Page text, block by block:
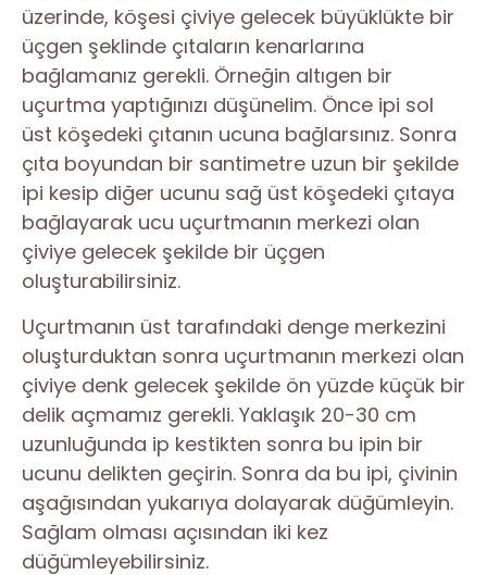
üzerinde, köşesi çiviye gelecek büyüklükte bir
üçgen şeklinde çıtaların kenarlarına
bağlamanız gerekli. Örneğin altıgen bir
uçurtma yaptığınızı düşünelim. Önce ipi sol
üst köşedeki çıtanın ucuna bağlarsınız. Sonra
çıta boyundan bir santimetre uzun bir şekilde
ipi kesip diğer ucunu sağ üst köşedeki çıtaya
bağlayarak ucu uçurtmanın merkezi olan
çiviye gelecek şekilde bir üçgen
oluşturabilirsiniz.
Uçurtmanın üst tarafındaki denge merkezini
oluşturduktan sonra uçurtmanın merkezi olan
çiviye denk gelecek şekilde ön yüzde küçük bir
delik açmamız gerekli. Yaklaşık 20-30 cm
uzunluğunda ip kestikten sonra bu ipin bir
ucunu delikten geçirin. Sonra da bu ipi, çivinin
aşağısından yukarıya dolayarak düğümleyin.
Sağlam olması açısından iki kez
düğümleyebilirsiniz.